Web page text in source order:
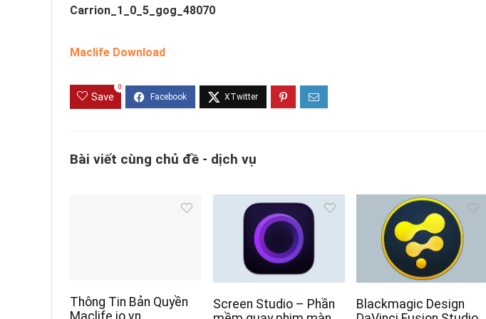
Carrion_1_0_5_gog_48070
Maclife Download
Save
0
Bài viết cùng chủ đề - dịch vụ
Thông Tin Bản Quyền
Screen Studio – Phần
Blackmagic Design